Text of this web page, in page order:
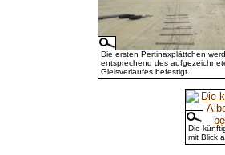
Die ersten Pertinaxplättchen
entsprechend des
Gleisverlaufes befestigt.
Die
mit Blick